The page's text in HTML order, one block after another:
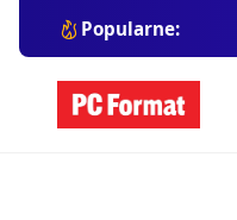
Popularne: